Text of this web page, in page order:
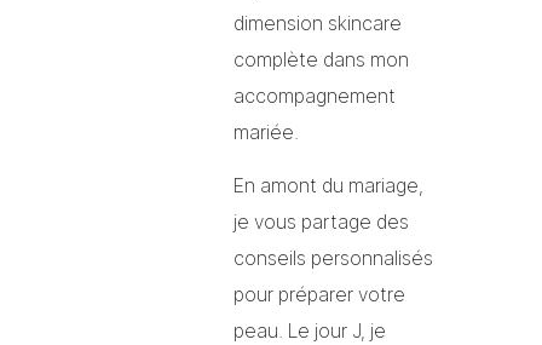
dimension skincare
complète dans mon
accompagnement
mariée.
En amont du mariage,
je vous partage des
conseils personnalisés
pour préparer votre
peau. Le jour J, je